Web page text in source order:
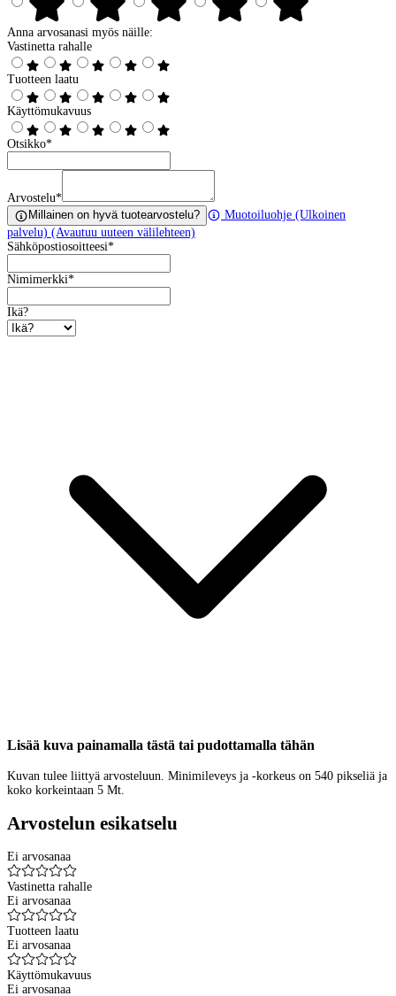
Anna arvosanasi myös näille:
Vastinetta rahalle
Tuotteen laatu
Käyttömukavuus
Otsikko*
Arvostelu*
Millainen on hyvä tuotearvostelu?
Muotoiluohje (Ulkoinen
palvelu) (Avautuu uuteen välilehteen)
Sähköpostiosoitteesi*
Nimimerkki*
Ikä?
Lisää kuva painamalla tästä tai pudottamalla tähän
Kuvan tulee liittyä arvosteluun. Minimileveys ja -korkeus on 540 pikseliä ja
koko korkeintaan 5 Mt.
Arvostelun esikatselu
Ei arvosanaa
Vastinetta rahalle
Ei arvosanaa
Tuotteen laatu
Ei arvosanaa
Käyttömukavuus
Ei arvosanaa